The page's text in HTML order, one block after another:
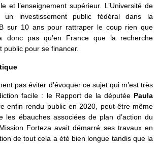
et l’enseignement supérieur. L’Université de
un investissement public fédéral dans la
sur 10 ans pour rattraper le coup rien que
donc pas qu’en France que la recherche
public pour se financer.
pas éviter d’évoquer ce sujet qui m’est très
facile : le Rapport de la députée Paula
enfin rendu public en 2020, peut-être même
les ébauches associées de plan d’action du
Forteza avait démarré ses travaux en
de tout cela a été bien longue tandis que la